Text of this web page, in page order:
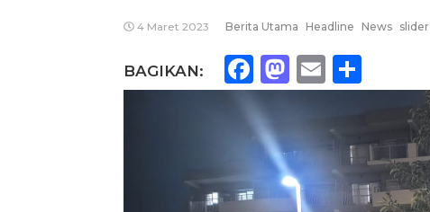
4 Maret 2023 Berita Utama Headline News slider
BAGIKAN: Facebook
Mastodon
Email